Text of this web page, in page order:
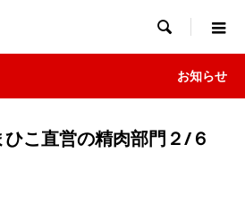

お知らせ
ひこ直営の精肉部門２/６